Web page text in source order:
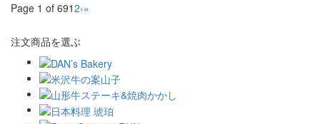
Page 1 of 6912›»
注文商品を選ぶ